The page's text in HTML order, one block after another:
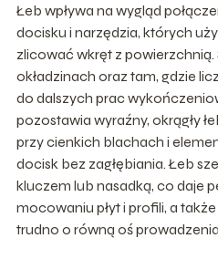
Łeb wpływa na wygląd
docisku i narzędzia, których
zlicować wkręt z powierzchnią.
okładzinach oraz tam, gdzie
do dalszych prac
pozostawia wyraźny, okrągły
przy cienkich blachach i
docisk bez zagłębiania. Łeb
kluczem lub nasadką, co daje
mocowaniu płyt i profili, a
trudno o równą oś